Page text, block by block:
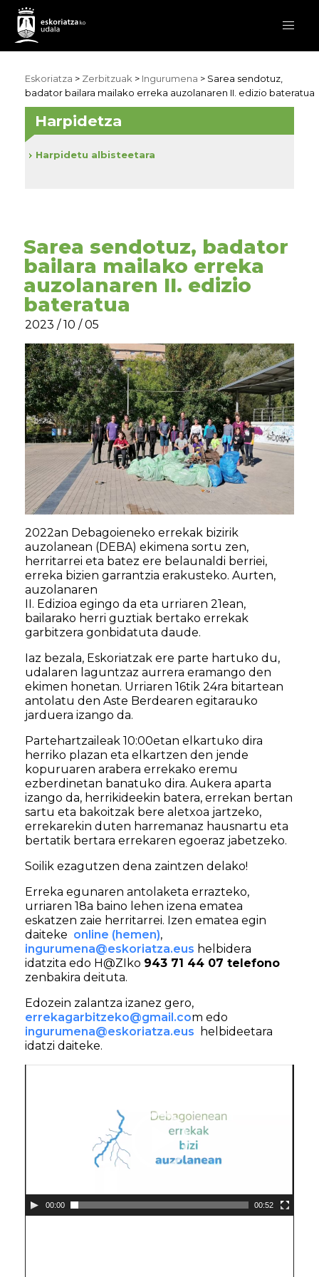
Eskoriatza > Zerbitzuak > Ingurumena > Sarea sendotuz,
badator bailara mailako erreka auzolanaren II. edizio bateratua
Sarea sendotuz, badator
bailara mailako erreka
auzolanaren II. edizio
bateratua
2023 / 10 / 05
2022an Debagoieneko errekak bizirik
auzolanean (DEBA) ekimena sortu zen,
herritarrei eta batez ere belaunaldi berriei,
erreka bizien garrantzia erakusteko. Aurten,
auzolanaren
II. Edizioa egingo da eta urriaren 21ean,
bailarako herri guztiak bertako errekak
garbitzera gonbidatuta daude.
Iaz bezala, Eskoriatzak ere parte hartuko du,
udalaren laguntzaz aurrera eramango den
ekimen honetan. Urriaren 16tik 24ra bitartean
antolatu den Aste Berdearen egitarauko
jarduera izango da.
Partehartzaileak 10:00etan elkartuko dira
herriko plazan eta elkartzen den jende
kopuruaren arabera errekako eremu
ezberdinetan banatuko dira. Aukera aparta
izango da, herrikideekin batera, errekan bertan
sartu eta bakoitzak bere aletxoa jartzeko,
errekarekin duten harremanaz hausnartu eta
bertatik bertara errekaren egoeraz jabetzeko.
Soilik ezagutzen dena zaintzen delako!
Erreka egunaren antolaketa errazteko,
urriaren 18a baino lehen izena ematea
eskatzen zaie herritarrei. Izen ematea egin
daiteke online (hemen),
ingurumena@eskoriatza.eus helbidera
idatzita edo H@ZIko 943 71 44 07 telefono
zenbakira deituta.
Edozein zalantza izanez gero,
errekagarbitzeko@gmail.com edo
ingurumena@eskoriatza.eus helbideetara
idatzi daiteke.
00:00 00:52
Harpidetza
Harpidetu albisteetara